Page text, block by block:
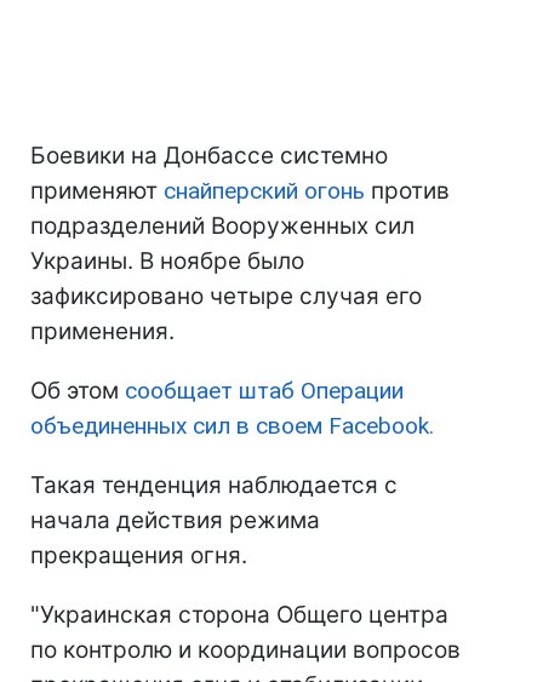
Боевики на Донбассе системно
применяют снайперский огонь против
подразделений Вооруженных сил
Украины. В ноябре было
зафиксировано четыре случая его
применения.
Об этом сообщает штаб Операции
объединенных сил в своем Facebook.
Такая тенденция наблюдается с
начала действия режима
прекращения огня.
"Украинская сторона Общего центра
по контролю и координации вопросов